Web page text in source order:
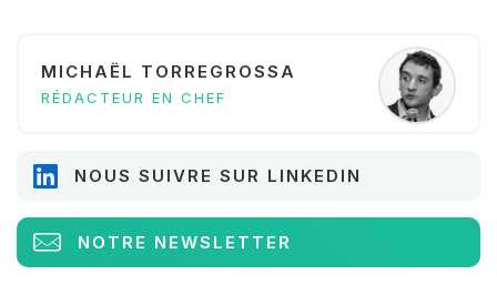
MICHAËL TORREGROSSA
RÉDACTEUR EN CHEF
NOUS SUIVRE SUR LINKEDIN
NOTRE NEWSLETTER